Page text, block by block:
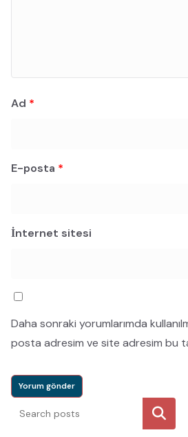
Ad *
E-posta *
İnternet sitesi
Daha sonraki yorumlarımda
posta adresim ve site adresim bu
Ara